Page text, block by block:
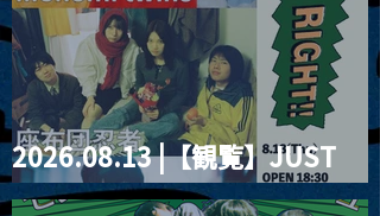
2026.08.13 |【観覧】JUST
RIGHT!! vol.26